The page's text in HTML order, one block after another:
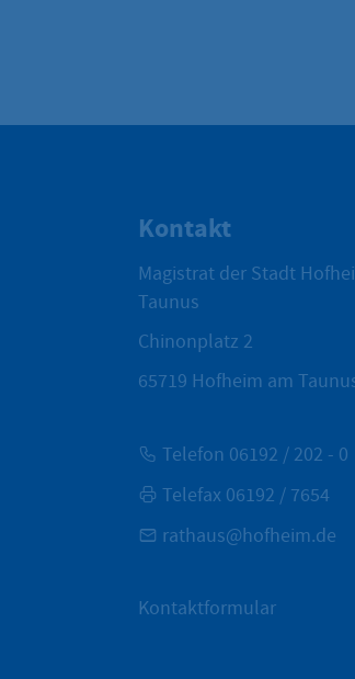
Kontakt
Magistrat der Stadt
Taunus
Chinonplatz 2
65719 Hofheim am
Telefon 06192 / 202 - 0
Telefax 06192 / 7654
rathaus@hofheim.de
Kontaktformular